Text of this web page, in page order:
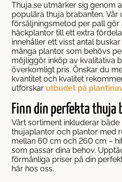
Thuja.se utmärker sig genom
populära thuja brabanten. Vår
försäljningsmetod per pall gör
häckplantor till ett extra
innehåller ett visst antal
många plantor som behövs
möjliggör inköp av kvalitativa
överkomligt pris. Önskar du
kvantitet och kvalitet
utforskar utbudet på
Finn din perfekta thuja
Vårt sortiment inkluderar
thujaplantor och plantor med
mellan 60 cm och 260 cm –
som passar dina behov.
förmånliga priser på din
här hos oss.